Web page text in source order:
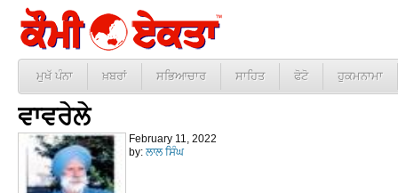
ਮੁਖੱ ਪੰਨਾ ਖ਼ਬਰਾਂ ਸਭਿਆਚਾਰ ਸਾਹਿਤ ਫੋਟੋ ਹੁਕਮਨਾਮਾ
ਵਾਵਰੇਲੇ
February 11, 2022
by: ਲਾਲ ਸਿੰਘ